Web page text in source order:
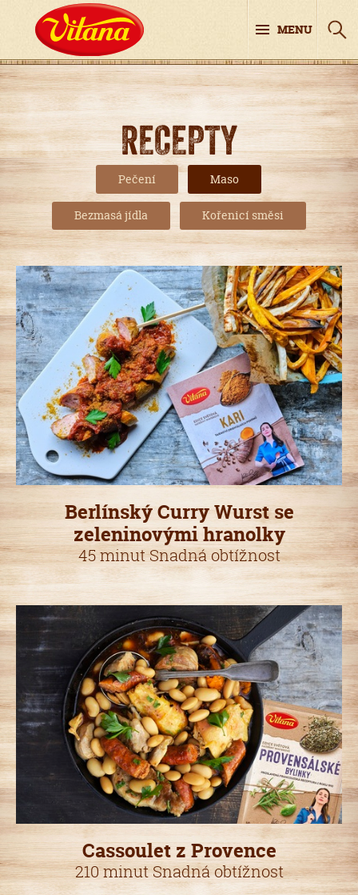
MENU
RECEPTY
Pečení Maso
Bezmasá jídla Kořenicí směsi
Berlínský Curry Wurst se
zeleninovými hranolky
45 minut Snadná obtížnost
Cassoulet z Provence
210 minut Snadná obtížnost